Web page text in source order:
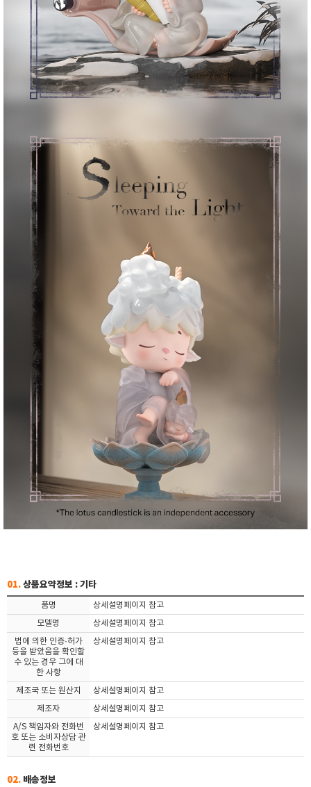
01.상품요약정보 : 기타
품명
상세설명페이지 참고
모델명
상세설명페이지 참고
법에 의한 인증·허가
등을 받았음을 확인할
수 있는 경우 그에 대
한 사항
상세설명페이지 참고
제조국 또는 원산지
상세설명페이지 참고
제조자
상세설명페이지 참고
A/S 책임자와 전화번
호 또는 소비자상담 관
련 전화번호
상세설명페이지 참고
02. 배송정보